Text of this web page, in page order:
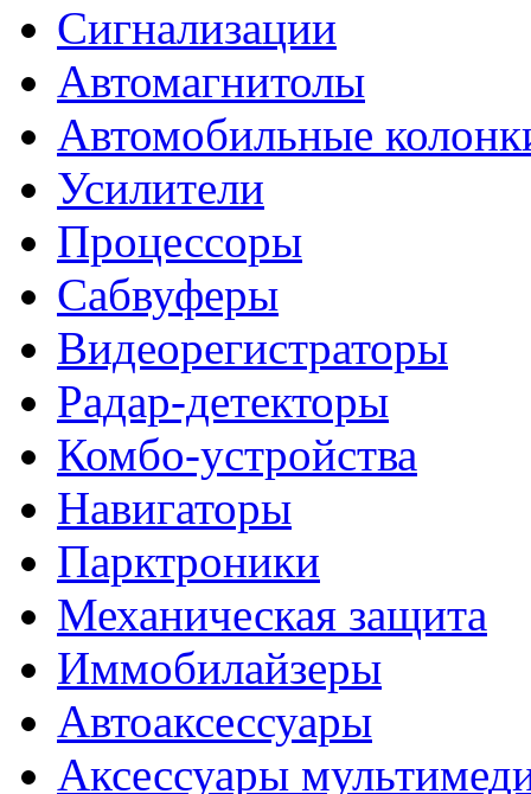
Сигнализации
Автомагнитолы
Автомобильные
Усилители
Процессоры
Сабвуферы
Видеорегистраторы
Радар-детекторы
Комбо-устройства
Навигаторы
Парктроники
Механическая защита
Иммобилайзеры
Автоаксессуары
Аксессуары